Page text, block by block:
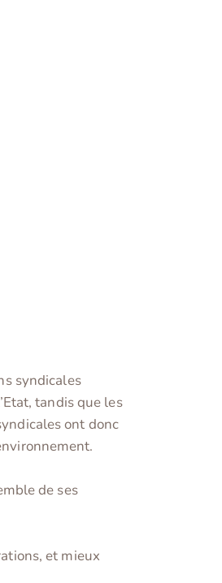
syndicales
tandis que les
ont donc
de ses
et mieux